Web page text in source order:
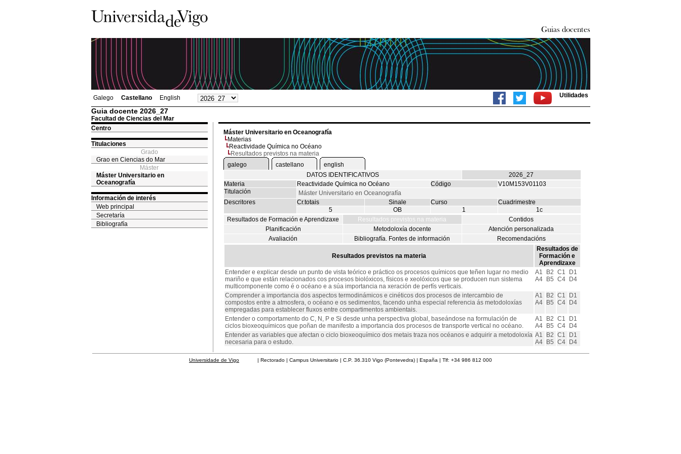
Galego Castellano English Utilidades
Guia docente 2026_27
Facultad de Ciencias del Mar
Centro
Titulaciones
Grado
Grao en Ciencias do Mar
Máster
Máster Universitario en
Oceanografía
Información de interés
Web principal
Secretaría
Bibliografía
Máster Universitario en Oceanografía
Materias
Reactividade Química no Océano
Resultados previstos na materia
galego
castellano
english
DATOS IDENTIFICATIVOS
2026_27
Materia
Reactividade Química no Océano Código
V10M153V01103
Titulación
Máster Universitario en Oceanografía
Descritores
Cr.totais Sinale Curso
Cuadrimestre
5
OB 1
1c
Resultados de Formación e Aprendizaxe
Resultados previstos na materia
Contidos
Planificación
Metodoloxía docente
Atención personalizada
Avaliación
Bibliografía. Fontes de información Recomendacións
Resultados previstos na materia
Resultados de
Formación e
Aprendizaxe
Entender e explicar desde un punto de vista teórico e práctico os procesos químicos que teñen lugar no medio
mariño e que están relacionados cos procesos biolóxicos, físicos e xeolóxicos que se producen nun sistema
multicomponente como é o océano e a súa importancia na xeración de perfís verticais.
A1
A4
B2
B5
C1
C4
D1
D4
Comprender a importancia dos aspectos termodinámicos e cinéticos dos procesos de intercambio de
compostos entre a atmosfera, o océano e os sedimentos, facendo unha especial referencia ás metodoloxías
empregadas para establecer fluxos entre compartimentos ambientais.
A1
A4
B2
B5
C1
C4
D1
D4
Entender o comportamento do C, N, P e Si desde unha perspectiva global, baseándose na formulación de
ciclos bioxeoquímicos que poñan de manifesto a importancia dos procesos de transporte vertical no océano.
A1
A4
B2
B5
C1
C4
D1
D4
Entender as variables que afectan o ciclo bioxeoquímico dos metais traza nos océanos e adquirir a metodoloxía
necesaria para o estudo.
A1
A4
B2
B5
C1
C4
D1
D4
Universidade de Vigo | Rectorado | Campus Universitario | C.P. 36.310 Vigo (Pontevedra) | España | Tlf: +34 986 812 000